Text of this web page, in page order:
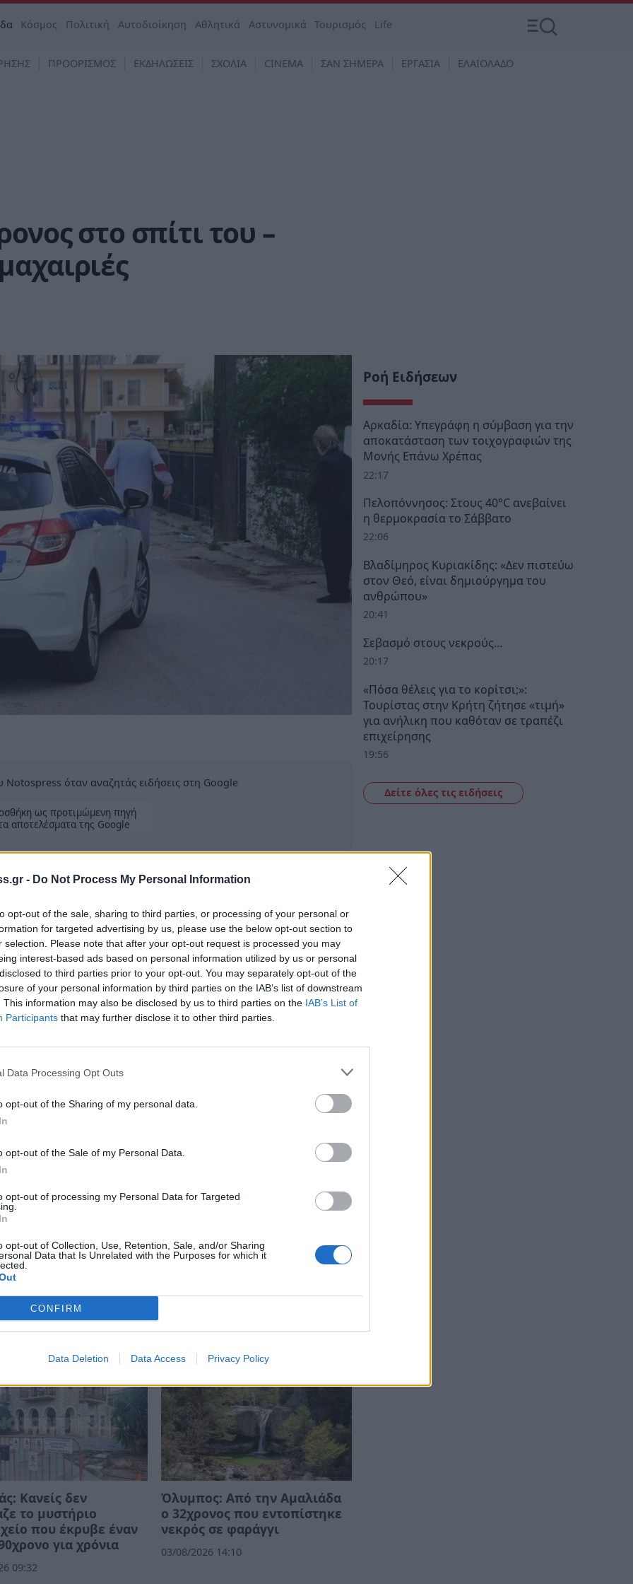
- Do Not Process My Personal Information
opt-out of the sale, sharing to third parties, or processing of your personal or
for targeted advertising by us, please use the below opt-out section to
selection. Please note that after your opt-out request is processed you may
interest-based ads based on personal information utilized by us or personal
to third parties prior to your opt-out. You may separately opt-out of the
of your personal information by third parties on the IAB’s list of downstream
This information may also be disclosed by us to third parties on the IAB’s List of
Participants that may further disclose it to other third parties.
Data Processing Opt Outs
opt-out of the Sharing of my personal data.
opt-out of the Sale of my Personal Data.
opt-out of processing my Personal Data for Targeted
opt-out of Collection, Use, Retention, Sale, and/or Sharing
Data that Is Unrelated with the Purposes for which it
CONFIRM
Data Deletion Data Access Privacy Policy
Κόσμος Πολιτική Αυτοδιοίκηση Αθλητικά Αστυνομικά Τουρισμός Life
ΠΡΟΟΡΙΣΜΟΣ ΕΚΔΗΛΩΣΕΙΣ ΣΧΟΛΙΑ CINEMA ΣΑΝ ΣΗΜΕΡΑ ΕΡΓΑΣΙΑ ΕΛΑΙΟΛΑΔΟ
στο σπίτι του –
όταν αναζητάς ειδήσεις στη Google
ως προτιμώμενη πηγή
αποτελέσματα της Google
ο εργοδότης του και ειδοποίησε την
νεκρός στο σπίτι του στη Νάουσα της
(3/10).
ο εργοδότης του,ο οποίος στη συνέχεια
έφερε μαχαιριές
και πραγματοποιούν
τη ζωή του.
από ιατροδικαστή.
και μάθετε πρώτοι
Κανείς δεν
το μυστήριο
που έκρυβε έναν
για χρόνια
09:32
Όλυμπος: Από την Αμαλιάδα
ο 32χρονος που εντοπίστηκε
νεκρός σε φαράγγι
03/08/2026 14:10
Ροή Ειδήσεων
Αρκαδία: Υπεγράφη η σύμβαση για την
αποκατάσταση των τοιχογραφιών της
Μονής Επάνω Χρέπας
22:17
Πελοπόννησος: Στους 40°C ανεβαίνει
η θερμοκρασία το Σάββατο
22:06
Βλαδίμηρος Κυριακίδης: «Δεν πιστεύω
στον Θεό, είναι δημιούργημα του
ανθρώπου»
20:41
Σεβασμό στους νεκρούς…
20:17
«Πόσα θέλεις για το κορίτσι;»:
Τουρίστας στην Κρήτη ζήτησε «τιμή»
για ανήλικη που καθόταν σε τραπέζι
επιχείρησης
19:56
Δείτε όλες τις ειδήσεις